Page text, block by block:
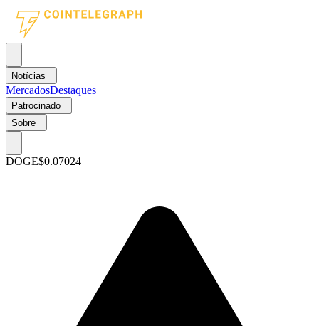
Notícias
MercadosDestaques
Patrocinado
Sobre
DOGE$0.07024